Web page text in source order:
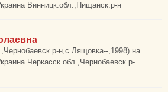
Винницк.обл.,Пищанск.р-н
н,с.Лящовка--,1998) на
Черкасск.обл.,Чернобаевск.р-